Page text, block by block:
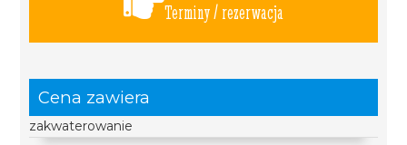
Terminy / rezerwacja
Cena zawiera
zakwaterowanie